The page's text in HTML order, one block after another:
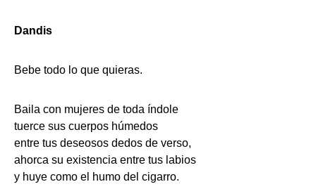
Dandis
Bebe todo lo que quieras.
Baila con mujeres de toda índole
tuerce sus cuerpos húmedos
entre tus deseosos dedos de verso,
ahorca su existencia entre tus labios
y huye como el humo del cigarro.